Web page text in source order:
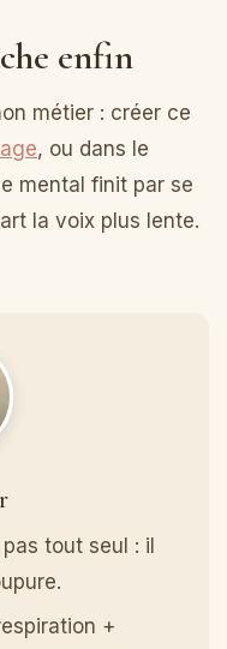
enfin
métier : créer ce
, ou dans le
mental finit par se
la voix plus lente.
tout seul : il
+